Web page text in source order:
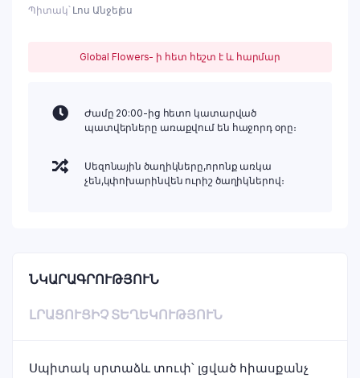
Պիտակ՝ Լոս Անջելես
Global Flowers- ի հետ հեշտ է և հարմար
Ժամը 20:00-ից հետո կատարված
պատվերները առաքվում են հաջորդ օրը։
Սեզոնային ծաղիկները,որոնք առկա
չեն,կփոխարինվեն ուրիշ ծաղիկներով։
ՆԿԱՐԱԳՐՈՒԹՅՈՒՆ
ԼՐԱՑՈՒՑԻՉ ՏԵՂԵԿՈՒԹՅՈՒՆ
Սպիտակ սրտաձև տուփ՝ լցված հիասքանչ